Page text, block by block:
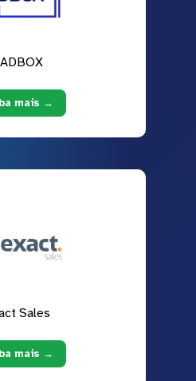
mais →
Sales
mais →